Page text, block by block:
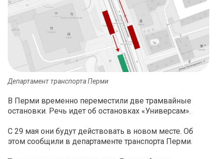
Департамент транспорта Перми
В Перми временно переместили две трамвайные
остановки. Речь идет об остановках «Универсам».
С 29 мая они будут действовать в новом месте. Об
этом сообщили в департаменте транспорта Перми.